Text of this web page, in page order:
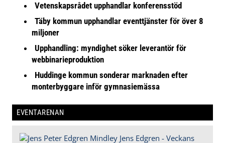
Vetenskapsrådet upphandlar konferensstöd
Täby kommun upphandlar eventtjänster för över 8
miljoner
Upphandling: myndighet söker leverantör för
webbinarieproduktion
Huddinge kommun sonderar marknaden efter
monterbyggare inför gymnasiemässa
EVENTARENAN